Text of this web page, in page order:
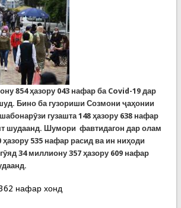
854ҳазору 043 нафар ба Covid-19дар
Бино ба гузориши Созмони ҷаҳонии
гузашта 148 ҳазору 638 нафар
шудаанд. Шумори фавтидагон дар олам
535 нафар расид ва ин ниҳоди
34 миллиону 357 ҳазору 609 нафар
19: Шумори мубталоён дар Тоҷикистон
нафар хонд